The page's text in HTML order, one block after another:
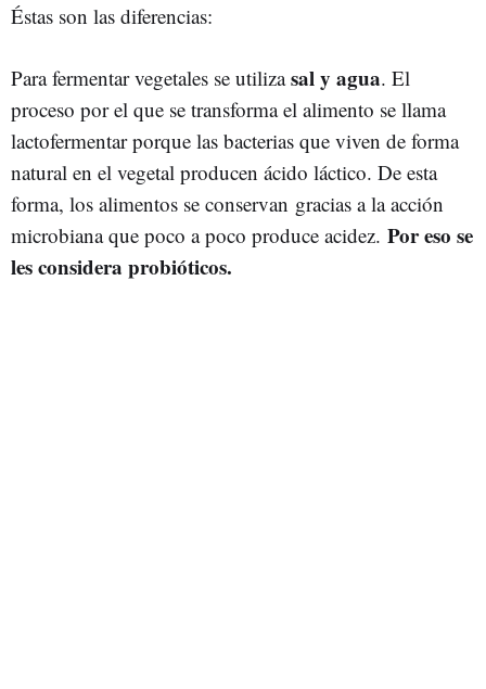
Éstas son las diferencias:
Para fermentar vegetales se utilizasal y agua. El
proceso por el que se transforma el alimento se llama
lactofermentar porque las bacterias que viven de forma
natural en el vegetal producen ácido láctico. De esta
forma, los alimentos se conservan gracias a la acción
microbiana que poco a poco produce acidez. Por eso se
les considera probióticos.